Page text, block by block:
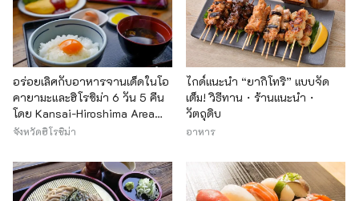
อร่อยเลิศกับอาหารจานเด็ดในโอ
คายามะและฮิโรชิม่า 6 วัน 5 คืน
โดย Kansai-Hiroshima Area
Pass
จังหวัดฮิโรชิม่า
ไกด์แนะนำ “ยากิโทริ” แบบจัด
เต็ม! วิธีทาน・ร้านแนะนำ・
วัตถุดิบ
อาหาร